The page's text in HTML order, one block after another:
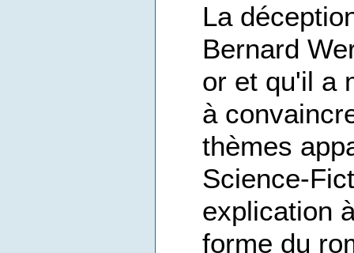
La
Bernard
or et qu'il a
à
thèmes
Science-
explication
forme du